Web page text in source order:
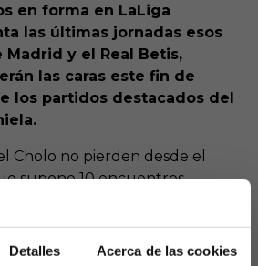
Detalles Acerca de las cookies
en forma en LaLiga
las últimas jornadas esos
y el Real Betis,
las caras este fin de
los partidos destacados del
Cholo no pierden desde el
supone 10 encuentros
la lona, el equipo de
sin perder.